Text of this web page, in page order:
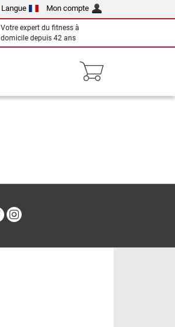
Langue Mon compte
Votre expert du fitness à
domicile depuis 42 ans
Facebook